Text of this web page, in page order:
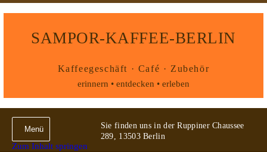
SAMPOR-KAFFEE-BERLIN
Kaffeegeschäft · Café · Zubehör
erinnern • entdecken • erleben
Menü
Zum Inhalt springen
Sie finden uns in der Ruppiner Chaussee
289, 13503 Berlin